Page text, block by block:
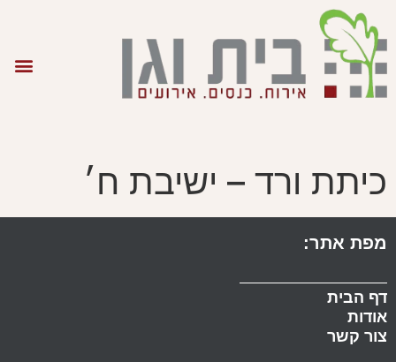
כיתת ורד – ישיבת ח׳
מפת אתר:
דף הבית
אודות
צור קשר